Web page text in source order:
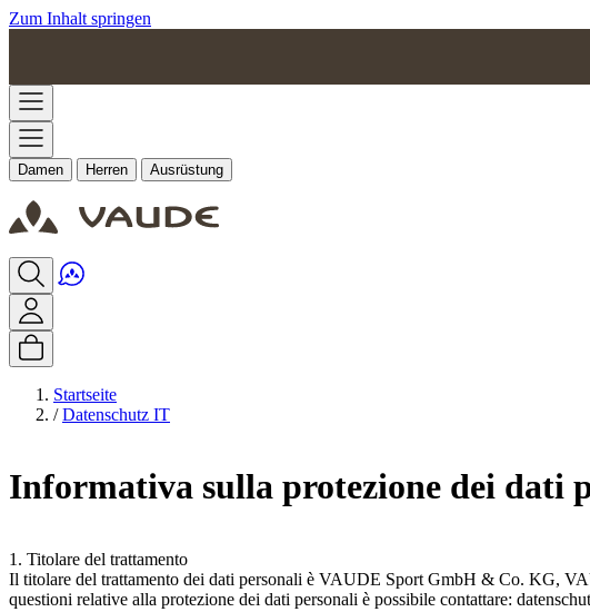
Zum Inhalt springen
Damen Herren Ausrüstung
Startseite
/ Datenschutz IT
Informativa sulla protezione dei dati
1. Titolare del trattamento
Il titolare del trattamento dei dati personali è VAUDE Sport GmbH & Co. KG,
questioni relative alla protezione dei dati personali è possibile contattare: